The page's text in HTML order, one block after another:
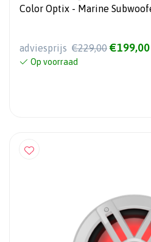
Color Optix - Marine
adviesprijs €229,00 €199,00
Op voorraad